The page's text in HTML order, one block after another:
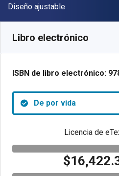
Formato
Diseño ajustable
Libro electrónico
ISBN de libro electrónico:
De por vida
Licencia de